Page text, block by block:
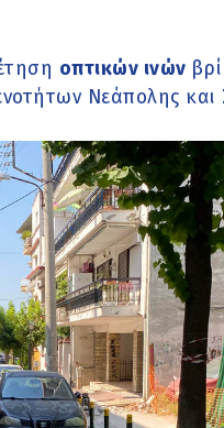
οπτικών ινών
Νεάπολης και